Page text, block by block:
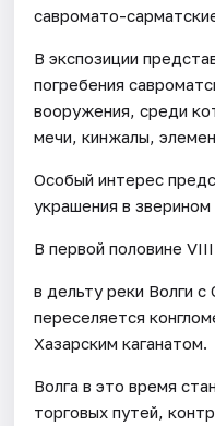
савромато-
В экспозиции
погребения
вооружения, среди
мечи, кинжалы,
Особый интерес
украшения в зверином
В первой половине
в дельту реки Волги с
переселяется
Хазарским каганатом.
Волга в это время
торговых путей,